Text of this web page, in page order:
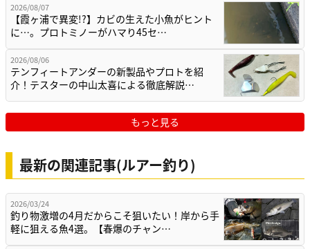
2026/08/07
【霞ヶ浦で異変!?】カビの生えた小魚がヒント
に…。プロトミノーがハマり45セ…
2026/08/06
テンフィートアンダーの新製品やプロトを紹
介！テスターの中山太喜による徹底解説…
もっと見る
最新の関連記事(ルアー釣り)
2026/03/24
釣り物激増の4月だからこそ狙いたい！岸から手
軽に狙える魚4選。【春爆のチャン…